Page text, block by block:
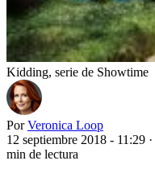
Kidding, serie de Showtime
Por Veronica Loop
12 septiembre 2018 - 11:29 ·
min de lectura